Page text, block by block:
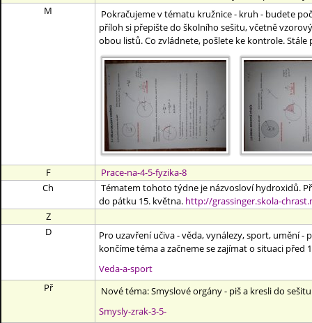
M
Pokračujeme v tématu kružnice - kruh - budete
příloh si přepište do školního sešitu, včetně
obou listů. Co zvládnete, pošlete ke kontrole.
F
Prace-na-4-5-fyzika-8
Ch
Tématem tohoto týdne je názvosloví hydroxidů.
do pátku 15. května. http://grassinger.skola-
Z
D
Pro uzavření učiva - věda, vynálezy, sport, umění
končíme téma a začneme se zajímat o situaci před
Veda-a-sport
Př
Nové téma: Smyslové orgány - piš a kresli do
Smysly-zrak-3-5-